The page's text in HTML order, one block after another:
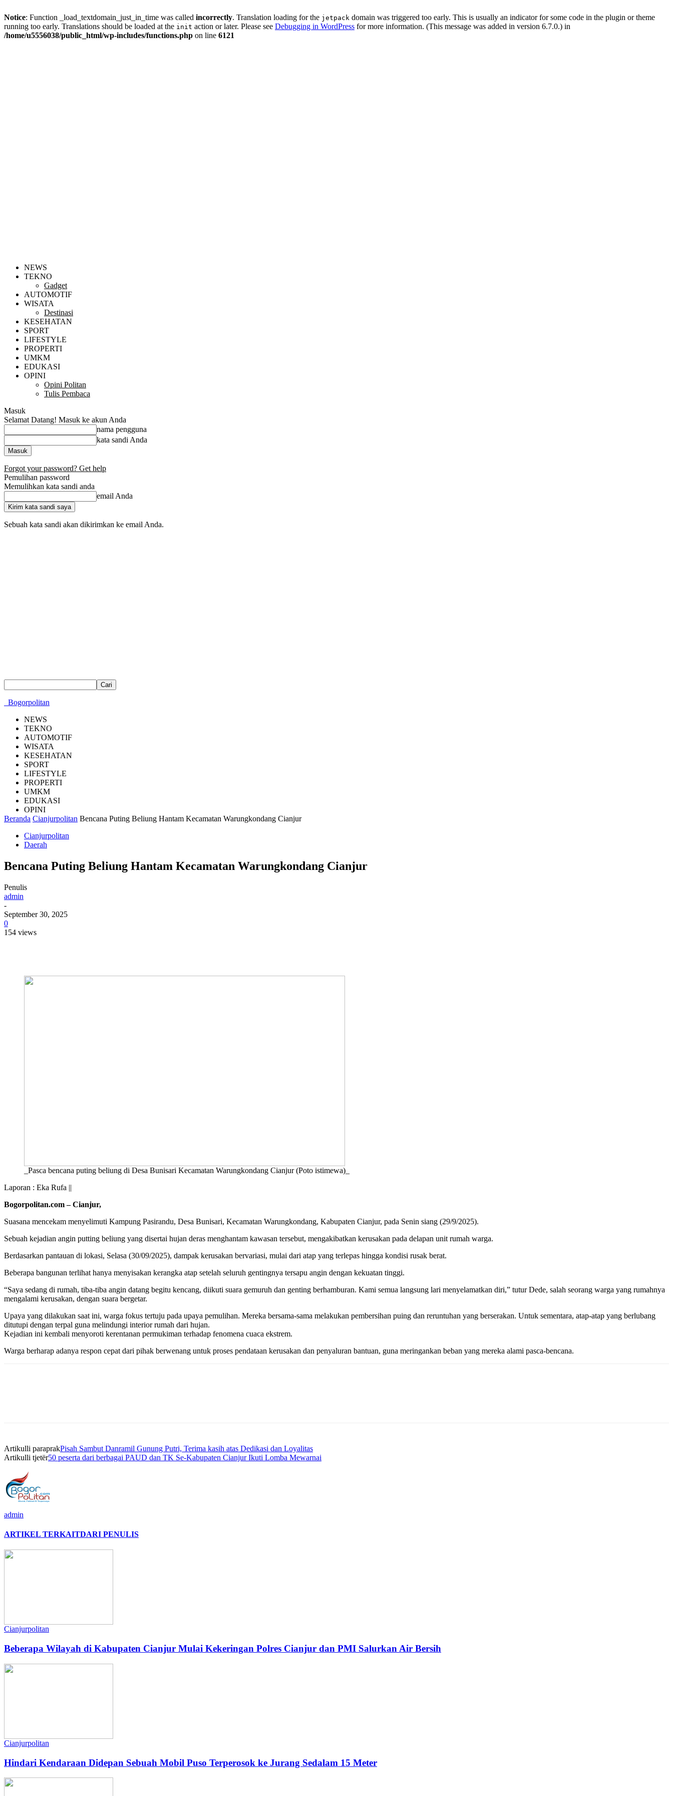
Notice: Function _load_textdomain_just_in_time was called incorrectly. Translation loading for the jetpack domain was triggered too early. This is usually an indicator for some code in the plugin or theme
running too early. Translations should be loaded at the init action or later. Please see Debugging in WordPress for more information. (This message was added in version 6.7.0.) in
/home/u5556038/public_html/wp-includes/functions.php on line 6121
NEWS
TEKNO
Gadget
AUTOMOTIF
WISATA
Destinasi
KESEHATAN
SPORT
LIFESTYLE
PROPERTI
UMKM
EDUKASI
OPINI
Opini Politan
Tulis Pembaca
Masuk
Selamat Datang! Masuk ke akun Anda
nama pengguna
kata sandi Anda
Forgot your password? Get help
Pemulihan password
Memulihkan kata sandi anda
email Anda
Sebuah kata sandi akan dikirimkan ke email Anda.
Bogorpolitan
NEWS
TEKNO
AUTOMOTIF
WISATA
KESEHATAN
SPORT
LIFESTYLE
PROPERTI
UMKM
EDUKASI
OPINI
Beranda Cianjurpolitan Bencana Puting Beliung Hantam Kecamatan Warungkondang Cianjur
Cianjurpolitan
Daerah
Bencana Puting Beliung Hantam Kecamatan Warungkondang Cianjur
Penulis
admin
-
September 30, 2025
0
154 views
_Pasca bencana puting beliung di Desa Bunisari Kecamatan Warungkondang Cianjur (Poto istimewa)_
Laporan : Eka Rufa ||
Bogorpolitan.com – Cianjur,
Suasana mencekam menyelimuti Kampung Pasirandu, Desa Bunisari, Kecamatan Warungkondang, Kabupaten Cianjur, pada Senin siang (29/9/2025).
Sebuah kejadian angin putting beliung yang disertai hujan deras menghantam kawasan tersebut, mengakibatkan kerusakan pada delapan unit rumah warga.
Berdasarkan pantauan di lokasi, Selasa (30/09/2025), dampak kerusakan bervariasi, mulai dari atap yang terlepas hingga kondisi rusak berat.
Beberapa bangunan terlihat hanya menyisakan kerangka atap setelah seluruh gentingnya tersapu angin dengan kekuatan tinggi.
“Saya sedang di rumah, tiba-tiba angin datang begitu kencang, diikuti suara gemuruh dan genting berhamburan. Kami semua langsung lari menyelamatkan diri,” tutur Dede, salah seorang warga yang rumahnya
mengalami kerusakan, dengan suara bergetar.
Upaya yang dilakukan saat ini, warga fokus tertuju pada upaya pemulihan. Mereka bersama-sama melakukan pembersihan puing dan reruntuhan yang berserakan. Untuk sementara, atap-atap yang berlubang
ditutupi dengan terpal guna melindungi interior rumah dari hujan.
Kejadian ini kembali menyoroti kerentanan permukiman terhadap fenomena cuaca ekstrem.
Warga berharap adanya respon cepat dari pihak berwenang untuk proses pendataan kerusakan dan penyaluran bantuan, guna meringankan beban yang mereka alami pasca-bencana.
Artikulli paraprakPisah Sambut Danramil Gunung Putri, Terima kasih atas Dedikasi dan Loyalitas
Artikulli tjetër50 peserta dari berbagai PAUD dan TK Se-Kabupaten Cianjur Ikuti Lomba Mewarnai
admin
ARTIKEL TERKAITDARI PENULIS
Cianjurpolitan
Beberapa Wilayah di Kabupaten Cianjur Mulai Kekeringan Polres Cianjur dan PMI Salurkan Air Bersih
Cianjurpolitan
Hindari Kendaraan Didepan Sebuah Mobil Puso Terperosok ke Jurang Sedalam 15 Meter